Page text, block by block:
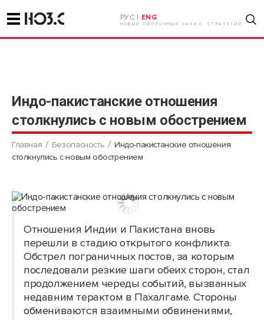
РУС | ENG
НОВЫЙ ОБОРОННЫЙ ЗАКАЗ. СТРАТЕГИИ
Индо-пакистанские отношения
столкнулись с новым обострением
Главная Безопасность
Индо-пакистанские отношения
столкнулись с новым обострением
Отношения Индии и Пакистана вновь
перешли в стадию открытого конфликта.
Обстрел пограничных постов, за которым
последовали резкие шаги обеих сторон, стал
продолжением череды событий, вызванных
недавним терактом в Пахалгаме. Стороны
обмениваются взаимными обвинениями,